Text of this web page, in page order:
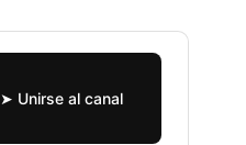
➤ Unirse al canal